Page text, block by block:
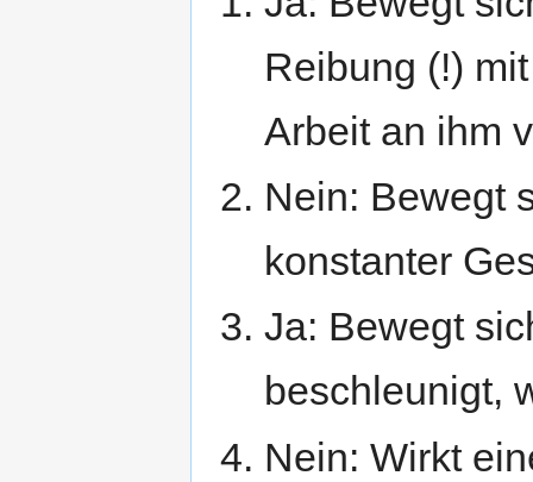
Reibung (!)
Arbeit an ihm
Nein: Bewegt
konstanter
Ja: Bewegt
beschleunigt,
Nein: Wirkt